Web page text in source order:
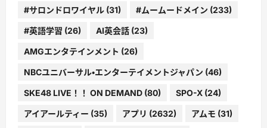
#サロンドロワイヤル (31) #ムームードメイン (233)
#英語学習 (26) AI英会話 (23)
AMGエンタテインメント (26)
NBCユニバーサル・エンターテイメントジャパン (46)
SKE48 LIVE！！ ON DEMAND (80) SPO-X (24)
アイアールティー (35) アプリ (2632) アムモ (31)